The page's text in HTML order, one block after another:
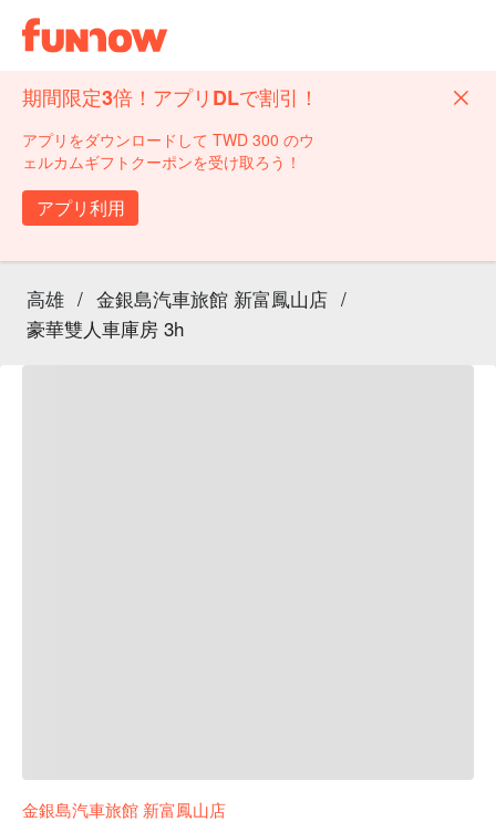
期間限定3倍！アプリDLで割引！
アプリをダウンロードして TWD 300 のウ
ェルカムギフトクーポンを受け取ろう！
アプリ利用
高雄 / 金銀島汽車旅館 新富鳳山店 /
豪華雙人車庫房 3h
金銀島汽車旅館 新富鳳山店